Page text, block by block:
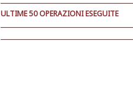
ULTIME 50 OPERAZIONI ESEGUITE